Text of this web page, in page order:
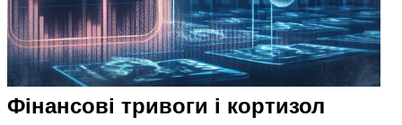
Фінансові тривоги і кортизол